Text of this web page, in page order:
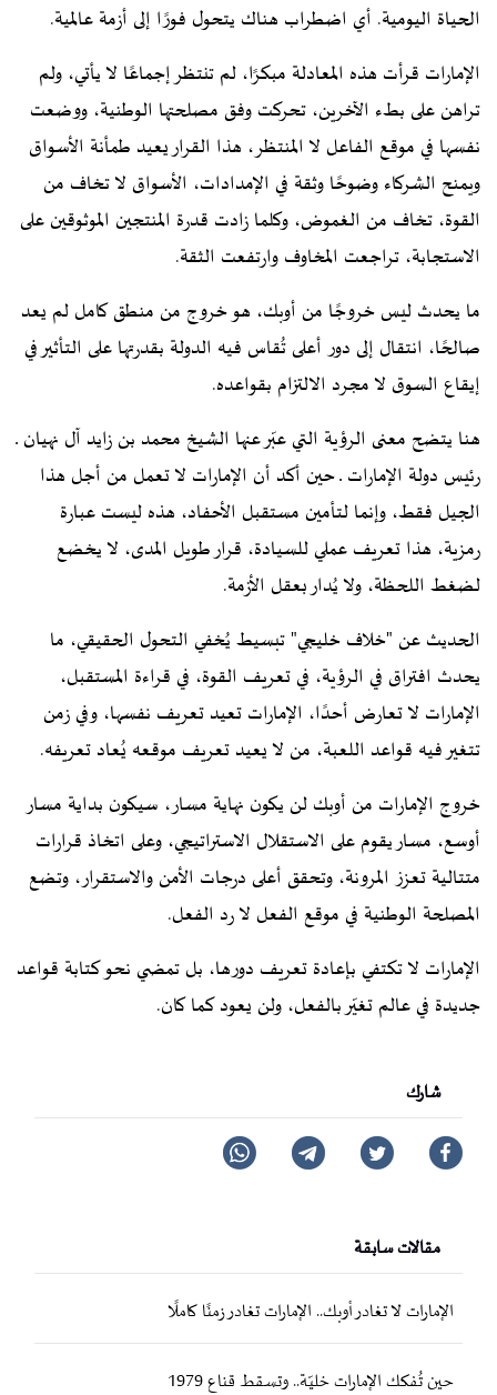
الحياة اليومية. أي اضطراب هناك يتحول فورًا إلى أزمة عالمية.
الإمارات قرأت هذه المعادلة مبكرًا، لم تنتظر إجماعًا لا يأتي، ولم
تراهن على بطء الآخرين، تحركت وفق مصلحتها الوطنية، ووضعت
نفسها في موقع الفاعل لا المنتظر، هذا القرار يعيد طمأنة الأسواق
ويمنح الشركاء وضوحًا وثقة في الإمدادات، الأسواق لا تخاف من
القوة، تخاف من الغموض، وكلما زادت قدرة المنتجين الموثوقين على
الاستجابة، تراجعت المخاوف وارتفعت الثقة.
ما يحدث ليس خروجًا من أوبك، هو خروج من منطق كامل لم يعد
صالحًا، انتقال إلى دور أعلى تُقاس فيه الدولة بقدرتها على التأثير في
إيقاع السوق لا مجرد الالتزام بقواعده.
هنا يتضح معنى الرؤية التي عبّر عنها الشيخ محمد بن زايد آل نهيان ـ
رئيس دولة الإمارات ـ حين أكد أن الإمارات لا تعمل من أجل هذا
الجيل فقط، وإنما لتأمين مستقبل الأحفاد، هذه ليست عبارة
رمزية، هذا تعريف عملي للسيادة، قرار طويل المدى، لا يخضع
لضغط اللحظة، ولا يُدار بعقل الأزمة.
الحديث عن "خلاف خليجي" تبسيط يُخفي التحول الحقيقي، ما
يحدث افتراق في الرؤية، في تعريف القوة، في قراءة المستقبل،
الإمارات لا تعارض أحدًا، الإمارات تعيد تعريف نفسها، وفي زمن
تتغير فيه قواعد اللعبة، من لا يعيد تعريف موقعه يُعاد تعريفه.
خروج الإمارات من أوبك لن يكون نهاية مسار، سيكون بداية مسار
أوسع، مسار يقوم على الاستقلال الاستراتيجي، وعلى اتخاذ قرارات
متتالية تعزز المرونة، وتحقق أعلى درجات الأمن والاستقرار، وتضع
المصلحة الوطنية في موقع الفعل لا رد الفعل.
الإمارات لا تكتفي بإعادة تعريف دورها، بل تمضي نحو كتابة قواعد
جديدة في عالم تغيّر بالفعل، ولن يعود كما كان.
شارك
مقالات سابقة
الإمارات لا تغادر أوبك.. الإمارات تغادر زمنًا كاملًا
حين تُفكك الإمارات خليّة.. وتسقط قناع 1979